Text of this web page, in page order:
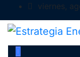
to
content
viernes,
Magazine de